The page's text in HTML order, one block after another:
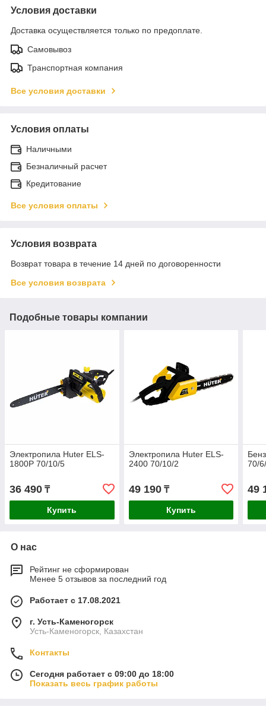
Условия доставки
Доставка осуществляется только по предоплате.
Самовывоз
Транспортная компания
Все условия доставки
Условия оплаты
Наличными
Безналичный расчет
Кредитование
Все условия оплаты
Условия возврата
Возврат товара в течение 14 дней по договоренности
Все условия возврата
Подобные товары компании
Электропила Huter ELS-
1800P 70/10/5
36 490 ₸
Купить
Электропила Huter ELS-
2400 70/10/2
49 190₸
Купить
70/
49
О нас
Рейтинг не сформирован
Менее 5 отзывов за последний год
Работает с 17.08.2021
г. Усть-Каменогорск
Усть-Каменогорск, Казахстан
Контакты
Сегодня работает с 09:00 до 18:00
Показать весь график работы